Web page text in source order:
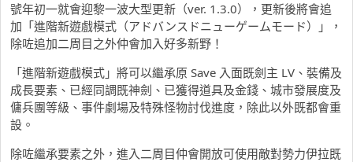
號年初一就會迎黎一波大型更新（ver. 1.3.0），更新後將會追
加「進階新遊戲模式（アドバンスドニューゲームモード）」，
除咗追加二周目之外仲會加入好多新野！
「進階新遊戲模式」將可以繼承原 Save 入面既劍主 LV、裝備及
成長要素、已經同調既神劍、已獲得道具及金錢、城市發展度及
傭兵團等級、事件劇場及特殊怪物討伐進度，除此以外既都會重
設。
除咗繼承要素之外，進入二周目仲會開放可使用敵對勢力伊拉既